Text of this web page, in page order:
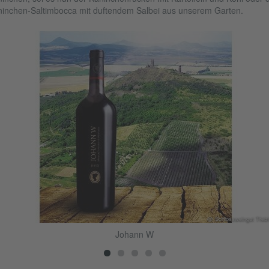
Saltimbocca mit duftendem Salbei aus unserem Garten.
@ Schlossweingut
Johann W